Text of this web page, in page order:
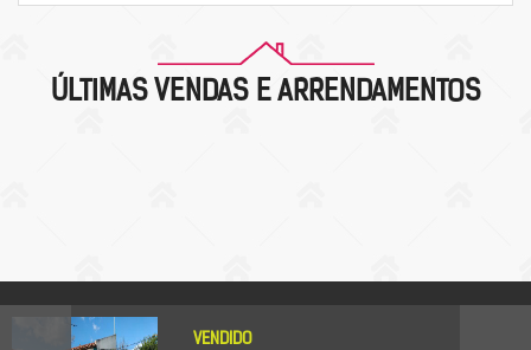
ÚLTIMAS VENDAS E ARRENDAMENTOS
VENDIDO